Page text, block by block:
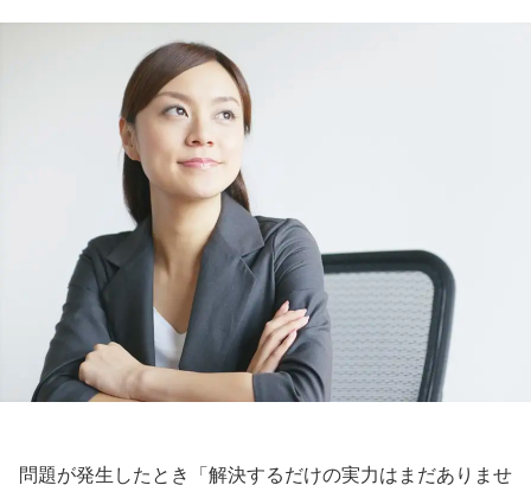
問題が発生したとき「解決するだけの実力はまだありませ